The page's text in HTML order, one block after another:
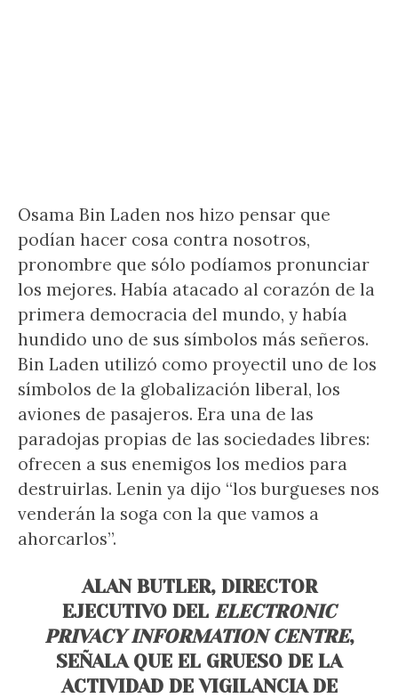
Osama Bin Laden nos hizo pensar que
podían hacer cosa contra nosotros,
pronombre que sólo podíamos pronunciar
los mejores. Había atacado al corazón de la
primera democracia del mundo, y había
hundido uno de sus símbolos más señeros.
Bin Laden utilizó como proyectil uno de los
símbolos de la globalización liberal, los
aviones de pasajeros. Era una de las
paradojas propias de las sociedades libres:
ofrecen a sus enemigos los medios para
destruirlas. Lenin ya dijo “los burgueses nos
venderán la soga con la que vamos a
ahorcarlos”.
ALAN BUTLER, DIRECTOR
EJECUTIVO DEL ELECTRONIC
PRIVACY INFORMATION CENTRE,
SEÑALA QUE EL GRUESO DE LA
ACTIVIDAD DE VIGILANCIA DE